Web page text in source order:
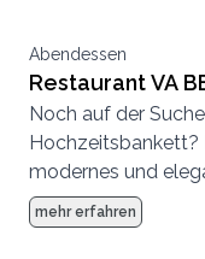
Aussenbereich.
Abendessen
Restaurant VA
Noch auf der
Hochzeitsbankett?
modernes und
Witterung zulässt
einladenden
mehr erfahren